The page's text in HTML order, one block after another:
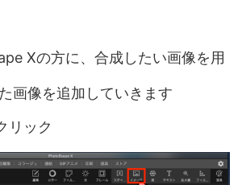
Xの方に、合成したい画像を用
画像を追加していきます
リック